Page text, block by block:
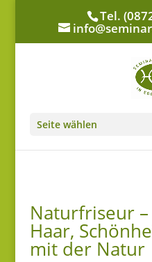
Tel.
Seite wählen
Naturfriseur
Haar,
mit der Natur